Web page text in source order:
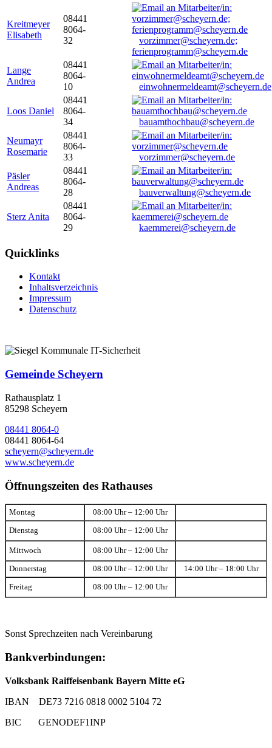
Kreitmeyer
Elisabeth
08441
8064-
32
vorzimmer@scheyern.de;
ferienprogramm@scheyern.de
Lange
Andrea
08441
8064-
10
einwohnermeldeamt@scheyern.de
Loos Daniel
08441
8064-
34
bauamthochbau@scheyern.de
Neumayr
Rosemarie
08441
8064-
33
vorzimmer@scheyern.de
Päsler
Andreas
08441
8064-
28
bauverwaltung@scheyern.de
Sterz Anita
08441
8064-
29
kaemmerei@scheyern.de
Quicklinks
Kontakt
Inhaltsverzeichnis
Impressum
Datenschutz
Gemeinde Scheyern
Rathausplatz 1
85298 Scheyern
08441 8064-0
08441 8064-64
scheyern@scheyern.de
www.scheyern.de
Öffnungszeiten des Rathauses
Montag 08:00 Uhr – 12:00 Uhr
Dienstag 08:00 Uhr – 12:00 Uhr
Mittwoch 08:00 Uhr – 12:00 Uhr
Donnerstag 08:00 Uhr – 12:00 Uhr 14:00 Uhr – 18:00 Uhr
Freitag 08:00 Uhr – 12:00 Uhr
Sonst Sprechzeiten nach Vereinbarung
Bankverbindungen:
Volksbank Raiffeisenbank Bayern Mitte eG
IBAN DE73 7216 0818 0002 5104 72
BIC GENODEF1INP